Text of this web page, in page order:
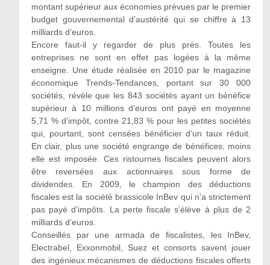
montant supérieur aux économies prévues par le premier
budget gouvernemental d’austérité qui se chiffre à 13
milliards d’euros.
Encore faut-il y regarder de plus près. Toutes les
entreprises ne sont en effet pas logées à la même
enseigne. Une étude réalisée en 2010 par le magazine
économique Trends-Tendances, portant sur 30 000
sociétés, révèle que les 843 sociétés ayant un bénéfice
supérieur à 10 millions d’euros ont payé en moyenne
5,71 % d’impôt, contre 21,83 % pour les petites sociétés
qui, pourtant, sont censées bénéficier d’un taux réduit.
En clair, plus une société engrange de bénéfices, moins
elle est imposée. Ces ristournes fiscales peuvent alors
être reversées aux actionnaires sous forme de
dividendes. En 2009, le champion des déductions
fiscales est la société brassicole InBev qui n’a strictement
pas payé d’impôts. La perte fiscale s’élève à plus de 2
milliards d’euros.
Conseillés par une armada de fiscalistes, les InBev,
Electrabel, Exxonmobil, Suez et consorts savent jouer
des ingénieux mécanismes de déductions fiscales offerts